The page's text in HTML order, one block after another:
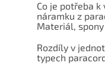
Co je potřeba k
náramku z
Materiál,
Rozdíly v
typech